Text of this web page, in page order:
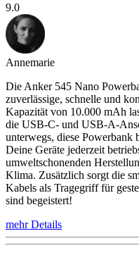
9.0
Annemarie
Die Anker 545 Nano
zuverlässige, schnelle und
Kapazität von 10.000 mAh
die USB-C- und USB-A-
unterwegs, diese
Deine Geräte jederzeit
umweltschonenden
Klima. Zusätzlich sorgt die
Kabels als Tragegriff für
sind begeistert!
mehr Details